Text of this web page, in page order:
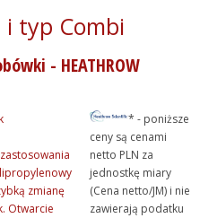
typ Combi
- HEATHROW
zmianę
Otwarcie
* - poniższe
ceny są cenami
netto PLN za
jednostkę miary
(Cena netto/JM) i nie
zawierają podatku